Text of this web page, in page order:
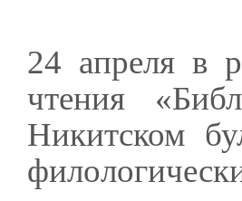
24 апреля в
чтения
Никитском